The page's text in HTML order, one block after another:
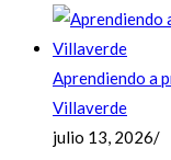
Aprendiendo a
Villaverde
julio 13, 2026/